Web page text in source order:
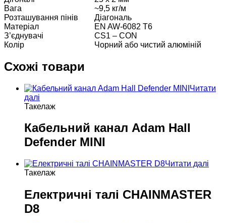
Вага
~9,5 кг/м
Розташування пінів
Діагональ
Матеріал
EN AW-6082 T6
З’єднувачі
CS1 – CON
Колір
Чорний або чистий алюміній
Схожі товари
Читати
далі
Такелаж
Кабельний канал Adam Hall
Defender MINI
Читати далі
Такелаж
Електричні талі CHAINMASTER
D8